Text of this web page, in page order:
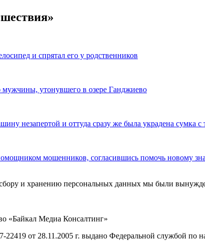
и спрятал его у родственников
утонувшего в озере Ганджиево
незапертой и оттуда сразу же была украдена сумка
мошенников, согласившись помочь новому
и хранению персональных данных мы были
«Байкал Медиа Консалтинг»
от 28.11.2005 г. выдано Федеральной службой по